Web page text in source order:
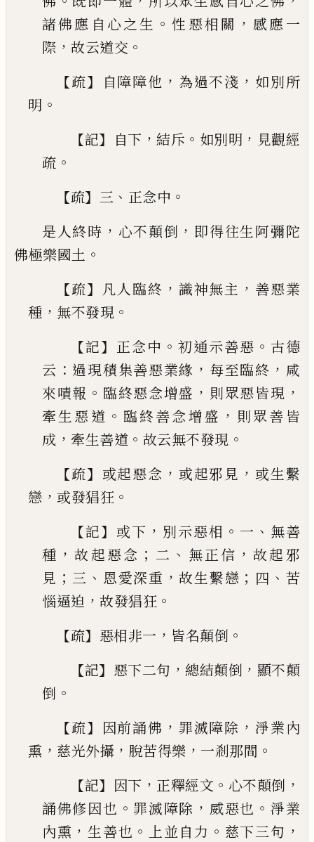
諸佛應自心之生 。 性惡相關 ， 感應一
際 ， 故云道交 。
【疏】 自障障他 ， 為過不淺 ， 如別所
明 。
【記】 自下 ， 結斥 。 如別明 ， 見觀經
疏 。
【疏】 三 、 正念中 。
是人終時 ， 心不顛倒 ， 即得往生阿彌陀
佛極樂國土 。
【疏】 凡人臨終 ， 識神無主 ， 善惡業
種 ， 無不發現 。
【記】 正念中 。 初通示善惡 。 古德
云 ： 過現積集善惡業緣 ， 每至臨終 ， 咸
來嘖報 。 臨終惡念增盛 ， 則眾惡皆現 ，
牽生惡道 。 臨終善念增盛 ， 則眾善皆
成 ， 牽生善道 。 故云無不發現 。
【疏】 或起惡念 ， 或起邪見 ， 或生繫
戀 ， 或發猖狂 。
【記】 或下 ， 別示惡相 。 一 、 無善
種 ，故起惡念 ； 二 、 無正信 ，故起 邪
見 ； 三 、 恩愛深重 ，故生繫戀 ； 四 、 苦
惱逼迫 ， 故發猖狂 。
【疏】 惡相非一 ， 皆名顛倒 。
【記】 惡下二句 ， 總結顛倒 ， 顯不顛
倒 。
【疏】 因前誦佛 ， 罪滅障除 ， 淨業內
熏 ， 慈光外攝 ， 脫苦得樂 ， 一剎那間 。
【記】 因下 ， 正釋經文 。 心不顛倒 ，
誦佛修因也 。 罪滅障除 ， 威惡也 。 淨業
內熏 ，生善也 。 上並 自力 。 慈下三句 ，